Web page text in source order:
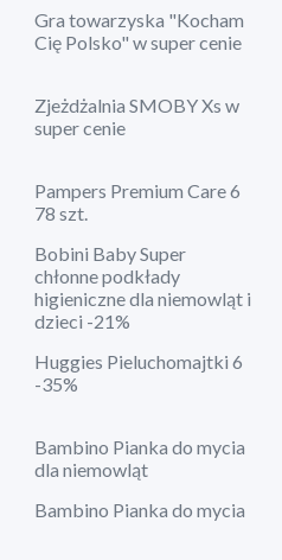
Gra towarzyska "Kocham
Cię Polsko" w super cenie
Zjeżdżalnia SMOBY Xs w
super cenie
Pampers Premium Care 6
78 szt.
Bobini Baby Super
chłonne podkłady
higieniczne dla niemowląt i
dzieci -21%
Huggies Pieluchomajtki 6
-35%
Bambino Pianka do mycia
dla niemowląt
Bambino Pianka do mycia